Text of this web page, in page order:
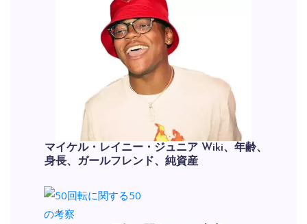
マイケル・レイニー・ジュニア Wiki、年齢、
身長、ガールフレンド、純資産